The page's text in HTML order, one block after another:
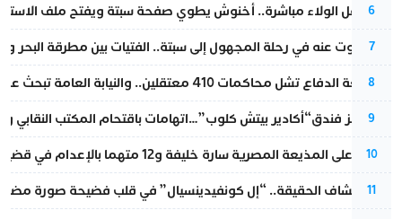
6
بعد حفل الولاء مباشرة.. أخنوش يطوي صفحة سبتة ويفتح ملف
7
المسكوت عنه في رحلة المجهول إلى سبتة.. الفتيات بين مطرقة البحر
8
مقاطعة الدفاع تشل محاكمات 410 معتقلين.. والنيابة العامة تبحث عن حل قانوني
9
أزمة تهز فندق“أكادير بيتش كلوب”…اتهامات باقتحام المكتب النقابي
10
الحكم على المذيعة المصرية سارة خليفة و12 متهما بالإعدام في قضية هزت بلاد الفراعنة
11
بعد انكشاف الحقيقة.. “إل كونفيدينسيال” في قلب فضيحة صورة